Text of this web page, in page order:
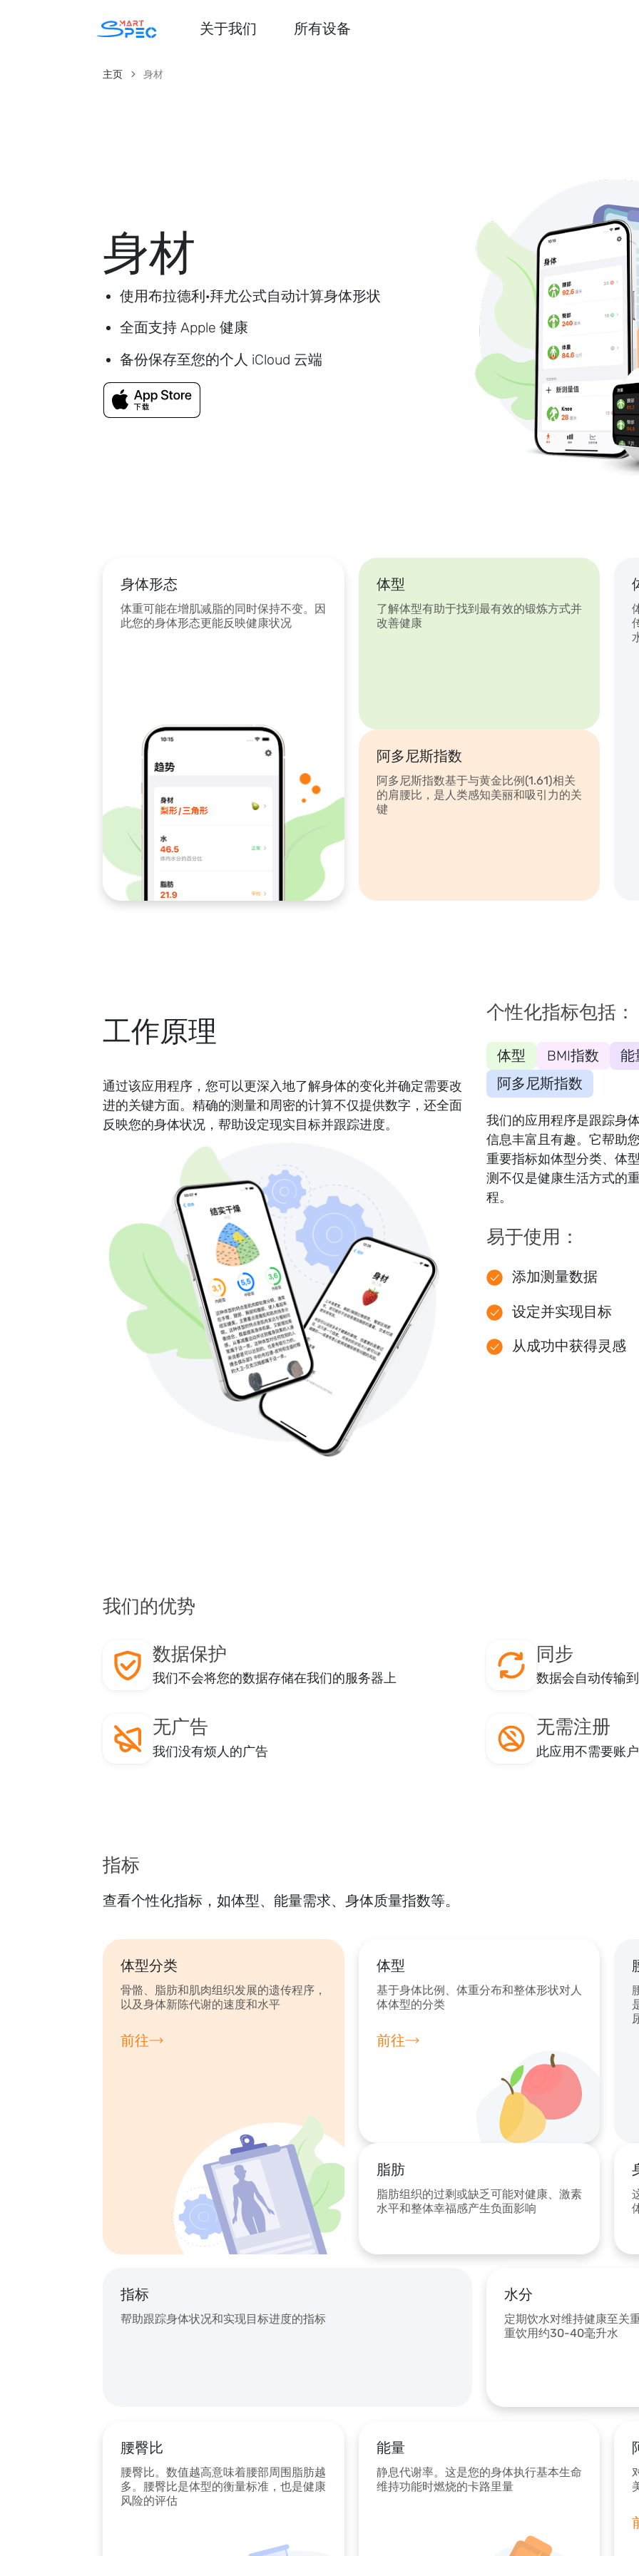
关于我们 所有设备
主页 身材
身材
使用布拉德利·拜尤公式自动计算身体形状
全面支持 Apple 健康
备份保存至您的个人 iCloud 云端
身体形态
体重可能在增肌减脂的同时保持不变。因
此您的身体形态更能反映健康状况
体型
了解体型有助于找到最有效的锻炼方式并
改善健康
阿多尼斯指数
阿多尼斯指数基于与黄金比例(1.61)相关
的肩腰比，是人类感知美丽和吸引力的关
键
工作原理
通过该应用程序，您可以更深入地了解身体的变化并确定需要改
进的关键方面。精确的测量和周密的计算不仅提供数字，还全面
反映您的身体状况，帮助设定现实目标并跟踪进度。
个性化指标包括：
体型 BMI指数
能
阿多尼斯指数
我们的应用程序是跟踪身
信息丰富且有趣。它帮助
重要指标如体型分类、体
测不仅是健康生活方式的
程。
易于使用：
添加测量数据
设定并实现目标
从成功中获得灵感
我们的优势
数据保护
我们不会将您的数据存储在我们的服务器上
同步
数据会自动传输
无广告
我们没有烦人的广告
无需注册
此应用不需要账户
指标
查看个性化指标，如体型、能量需求、身体质量指数等。
体型分类
骨骼、脂肪和肌肉组织发展的遗传程序，
以及身体新陈代谢的速度和水平
前往
体型
基于身体比例、体重分布和整体形状对人
体体型的分类
前往
脂肪
脂肪组织的过剩或缺乏可能对健康、激素
水平和整体幸福感产生负面影响
指标
帮助跟踪身体状况和实现目标进度的指标
水分
定期饮水对维持健康至关
重饮用约30-40毫升水
腰臀比
腰臀比。数值越高意味着腰部周围脂肪越
多。腰臀比是体型的衡量标准，也是健康
风险的评估
能量
静息代谢率。这是您的身体执行基本生命
维持功能时燃烧的卡路里量